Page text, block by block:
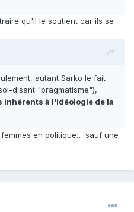
qu'il le soutient car ils se
autant Sarko le fait
disant "pragmatisme"),
à l'idéologie de la
en politique… sauf une